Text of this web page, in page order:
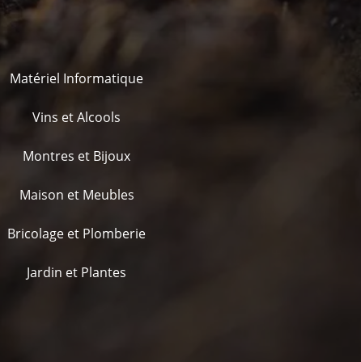
Matériel Informatique
Vins et Alcools
Montres et Bijoux
Maison et Meubles
Bricolage et Plomberie
Jardin et Plantes